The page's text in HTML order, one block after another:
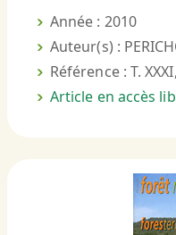
Année : 2010
Auteur(s) :
Référence : T.
Article en accès